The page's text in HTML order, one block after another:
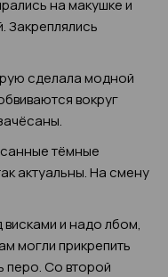
на макушке и
Закреплялись
сделала модной
вокруг
тёмные
актуальны. На смену
висками и надо лбом,
могли прикрепить
перо. Со второй